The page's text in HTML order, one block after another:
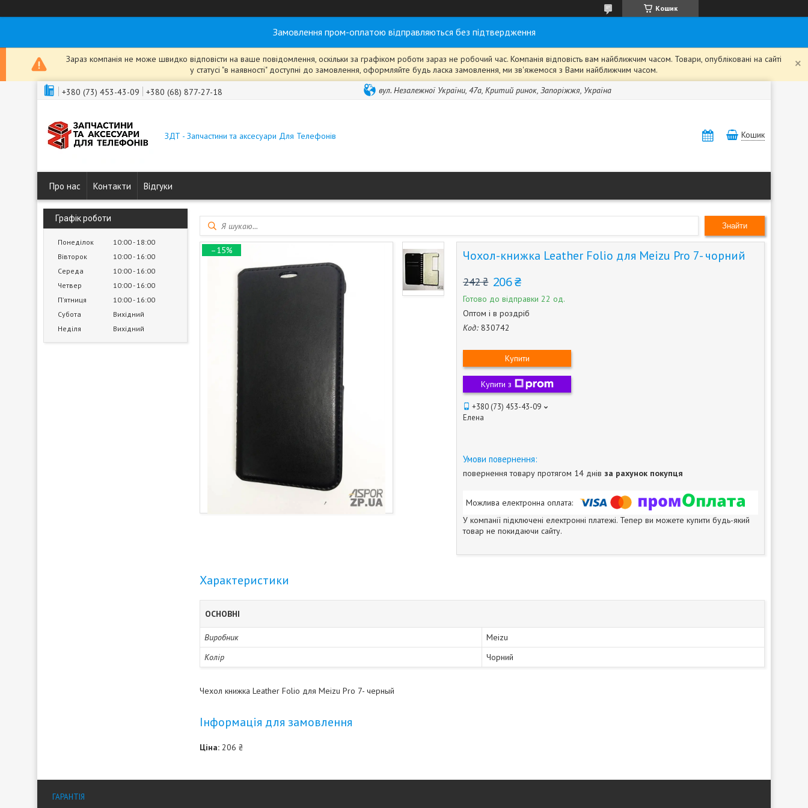
Кошик
Замовлення пром-оплатою відправляються без підтвердження
Зараз компанія не може швидко відповісти на ваше повідомлення, оскільки за графіком роботи зараз не робочий час. Компанія відповість вам найближчим часом. Товари, опубліковані на сайті
у статусі "в наявності" доступні до замовлення, оформляйте будь ласка замовлення, ми зв'яжемося з Вами найближчим часом.
+380 (73) 453-43-09 +380 (68) 877-27-18 вул. Незалежної України, 47а, Критий ринок, Запоріжжя, Україна
ЗДТ - Запчастини та аксесуари Для Телефонів Кошик
Про нас Контакти Відгуки
Графік роботи
Понеділок 10:00 18:00
Вівторок
10:00 16:00
Середа
10:00 16:00
Четвер
10:00 16:00
Пʼятниця
10:00 16:00
Субота
Вихідний
Неділя
Вихідний
Знайти
–15% Чохол-книжка Leather Folio для Meizu Pro 7- чорний
242 ₴ 206 ₴
Готово до відправки 22 од.
Оптом і в роздріб
Код: 830742
Купити
Купити з
+380 (73) 453-43-09
Елена
повернення товару протягом 14 днів за рахунок покупця
У компанії підключені електронні платежі. Тепер ви можете купити будь-який
товар не покидаючи сайту.
Характеристики
ОСНОВНІ
Виробник
Meizu
Колір
Чорний
Чехол книжка Leather Folio для Meizu Pro 7- черный
Інформація для замовлення
Ціна: 206 ₴
ГАРАНТІЯ